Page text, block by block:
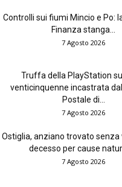
Controlli sui fiumi Mincio e Po:
Finanza stanga...
7 Agosto 2026
Truffa della PlayStation
venticinquenne incastrata
Postale di...
7 Agosto 2026
Ostiglia, anziano trovato senza
decesso per cause
7 Agosto 2026